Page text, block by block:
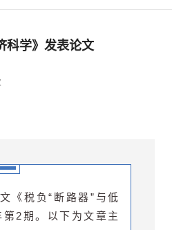
科学》发表论文
《税负“断路器”与低
2期。以下为文章主